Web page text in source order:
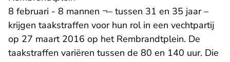
8 februari - 8 mannen ¬– tussen 31 en 35 jaar –
krijgen taakstraffen voor hun rol in een vechtpartij
op 27 maart 2016 op het Rembrandtplein. De
taakstraffen variëren tussen de 80 en 140 uur. Die